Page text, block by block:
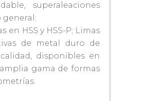
superaleaciones
general;
en HSS y HSS-P; Limas
de metal duro de
disponibles en
gama de formas